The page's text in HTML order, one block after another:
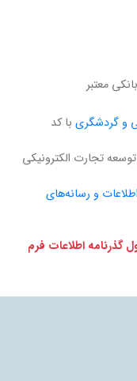
معتبر
و گردشگری با کد
توسعه تجارت الکترونیکی
و رسانه‌های
گذرنامه اطلاعات فرم